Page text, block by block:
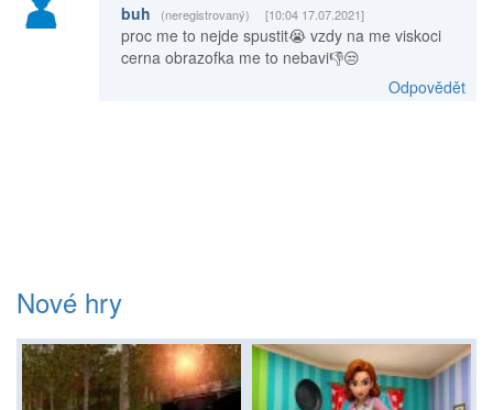
buh (neregistrovaný) [10:04 17.07.2021]
proc me to nejde spustit😭 vzdy na me viskoci
cerna obrazofka me to nebavi👎😒
Odpovědět
Nové hry